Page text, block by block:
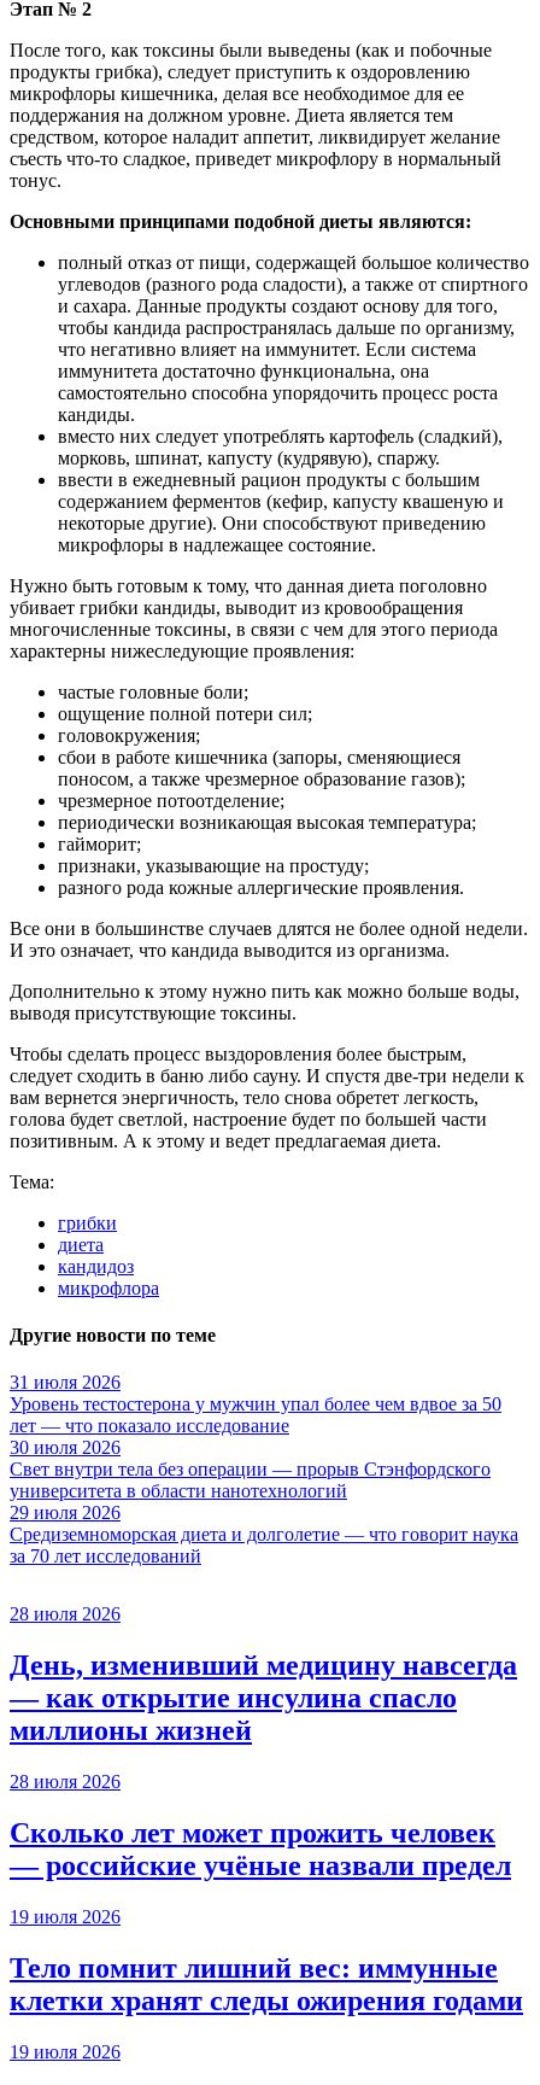
Этап № 2
После того, как токсины были выведены (как и побочные
продукты грибка), следует приступить к оздоровлению
микрофлоры кишечника, делая все необходимое для ее
поддержания на должном уровне. Диета является тем
средством, которое наладит аппетит, ликвидирует желание
съесть что-то сладкое, приведет микрофлору в нормальный
тонус.
Основными принципами подобной диеты являются:
полный отказ от пищи, содержащей большое количество
углеводов (разного рода сладости), а также от спиртного
и сахара. Данные продукты создают основу для того,
чтобы кандида распространялась дальше по организму,
что негативно влияет на иммунитет. Если система
иммунитета достаточно функциональна, она
самостоятельно способна упорядочить процесс роста
кандиды.
вместо них следует употреблять картофель (сладкий),
морковь, шпинат, капусту (кудрявую), спаржу.
ввести в ежедневный рацион продукты с большим
содержанием ферментов (кефир, капусту квашеную и
некоторые другие). Они способствуют приведению
микрофлоры в надлежащее состояние.
Нужно быть готовым к тому, что данная диета поголовно
убивает грибки кандиды, выводит из кровообращения
многочисленные токсины, в связи с чем для этого периода
характерны нижеследующие проявления:
частые головные боли;
ощущение полной потери сил;
головокружения;
сбои в работе кишечника (запоры, сменяющиеся
поносом, а также чрезмерное образование газов);
чрезмерное потоотделение;
периодически возникающая высокая температура;
гайморит;
признаки, указывающие на простуду;
разного рода кожные аллергические проявления.
Все они в большинстве случаев длятся не более одной недели.
И это означает, что кандида выводится из организма.
Дополнительно к этому нужно пить как можно больше воды,
выводя присутствующие токсины.
Чтобы сделать процесс выздоровления более быстрым,
следует сходить в баню либо сауну. И спустя две-три недели к
вам вернется энергичность, тело снова обретет легкость,
голова будет светлой, настроение будет по большей части
позитивным. А к этому и ведет предлагаемая диета.
Тема:
грибки
диета
кандидоз
микрофлора
Другие новости по теме
31 июля 2026
Уровень тестостерона у мужчин упал более чем вдвое за 50
лет — что показало исследование
30 июля 2026
Свет внутри тела без операции — прорыв Стэнфордского
университета в области нанотехнологий
29 июля 2026
Средиземноморская диета и долголетие — что говорит наука
за 70 лет исследований
28 июля 2026
День, изменивший медицину навсегда
— как открытие инсулина спасло
миллионы жизней
28 июля 2026
Сколько лет может прожить человек
— российские учёные назвали предел
19 июля 2026
Тело помнит лишний вес: иммунные
клетки хранят следы ожирения годами
19 июля 2026